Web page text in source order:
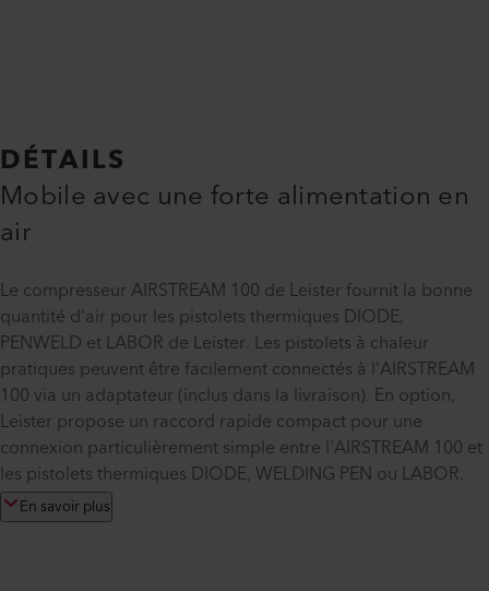
DÉTAILS
Mobile avec une forte alimentation en
air
Le compresseur AIRSTREAM 100 de Leister fournit la bonne
quantité d'air pour les pistolets thermiques DIODE,
PENWELD et LABOR de Leister. Les pistolets à chaleur
pratiques peuvent être facilement connectés à l'AIRSTREAM
100 via un adaptateur (inclus dans la livraison). En option,
Leister propose un raccord rapide compact pour une
connexion particulièrement simple entre l'AIRSTREAM 100 et
les pistolets thermiques DIODE, WELDING PEN ou LABOR.
En savoir plus